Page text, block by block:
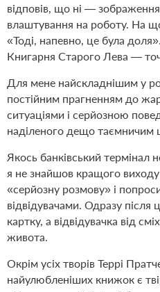
відповів, що ні —
влаштування на роботу. На що
«Тоді, напевно, це була
Книгарня Старого Лева —
Для мене найскладнішим у
постійним прагненням до
ситуаціями і серйозною
наділеного дещо таємничим
Якось банківський термінал
я не знайшов кращого
«серйозну розмову» і
відвідувачами. Одразу після
картку, а відвідувачка від
живота.
Окрім усіх творів Террі
найулюбленіших книжок є